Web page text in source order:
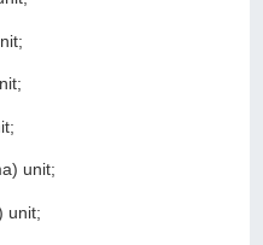
unit;
unit;